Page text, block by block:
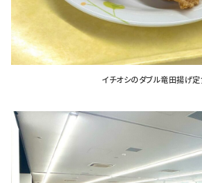
特集・企画
イベント
学生記者募集
イチオシのダブル竜田揚げ